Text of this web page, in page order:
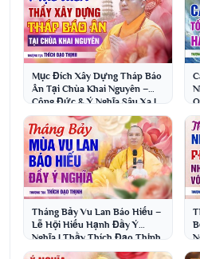
Mục Đích Xây Dựng Tháp Báo
Ân Tại Chùa Khai Nguyên –
Công Đức & Ý Nghĩa Sâu Xa |
Thầy Thích Đạo Thịnh
Tháng Bảy Vu Lan Báo Hiếu –
Lễ Hội Hiếu Hạnh Đầy Ý
Nghĩa | Thầy Thích Đạo Thịnh